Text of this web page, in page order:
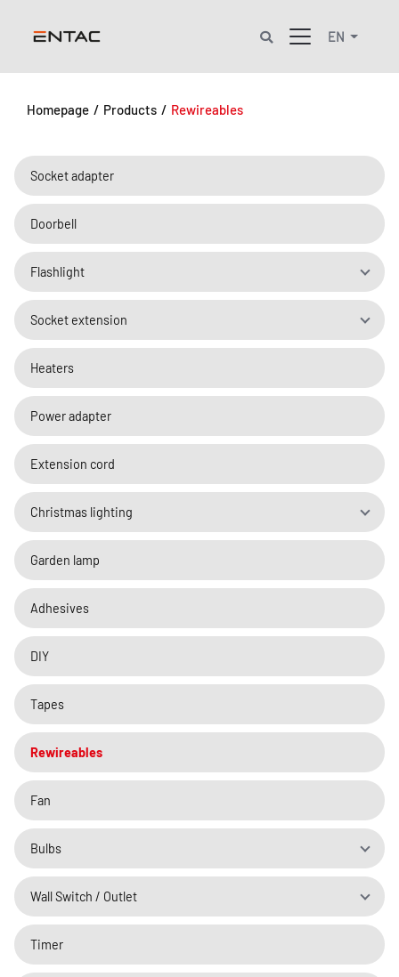
EN
Homepage / Products / Rewireables
Socket adapter
Doorbell
Flashlight
Socket extension
Heaters
Power adapter
Extension cord
Christmas lighting
Garden lamp
Adhesives
DIY
Tapes
Rewireables
Fan
Bulbs
Wall Switch / Outlet
Timer